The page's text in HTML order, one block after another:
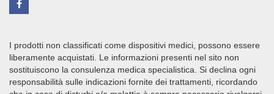
I prodotti non classificati come dispositivi medici, possono essere
liberamente acquistati. Le informazioni presenti nel sito non
sostituiscono la consulenza medica specialistica. Si declina ogni
responsabilità sulle indicazioni fornite dei trattamenti, ricordando